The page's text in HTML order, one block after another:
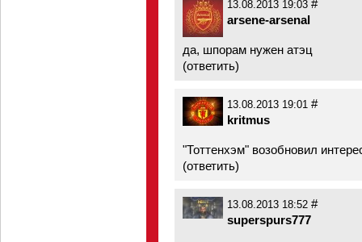
13.08.2013 19:03 #
arsene-arsenal
да, шпорам нужен атэц
(ответить)
13.08.2013 19:01 #
kritmus
"Тоттенхэм" возобновил
(ответить)
13.08.2013 18:52 #
superspurs777